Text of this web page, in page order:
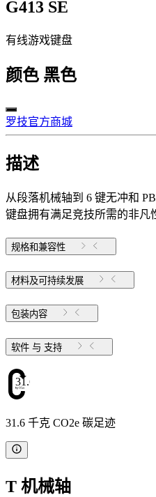
G413 SE
有线游戏键盘
颜色 黑色
罗技官方商城
描述
从段落机械轴到 6 键无冲和
键盘拥有满足竞技所需的非凡
规格和兼容性
材料及可持续发展
包装内容
软件 与 支持
31.6
31.6 千克 CO2e 碳足迹
T 机械轴